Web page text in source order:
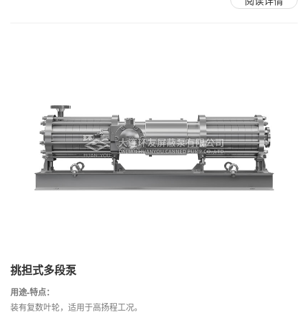
挑担式多段泵
用途-特点：
装有复数叶轮，适用于高扬程工况。